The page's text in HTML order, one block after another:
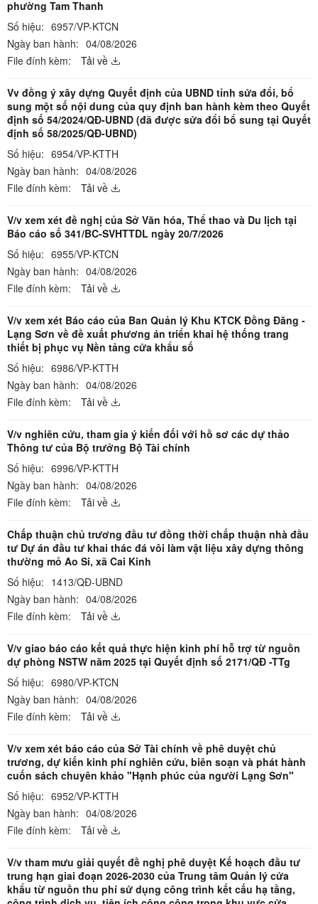
phường Tam Thanh
Số hiệu: 6957/VP-KTCN
Ngày ban hành: 04/08/2026
File đính kèm:
Tải về
Vv đồng ý xây dựng Quyết định của UBND tỉnh sửa đổi, bổ
sung một số nội dung của quy định ban hành kèm theo Quyết
định số 54/2024/QĐ-UBND (đã được sửa đổi bổ sung tại Quyết
định số 58/2025/QĐ-UBND)
Số hiệu: 6954/VP-KTTH
Ngày ban hành: 04/08/2026
File đính kèm:
Tải về
V/v xem xét đề nghị của Sở Văn hóa, Thể thao và Du lịch tại
Báo cáo số 341/BC-SVHTTDL ngày 20/7/2026
Số hiệu: 6955/VP-KTCN
Ngày ban hành: 04/08/2026
File đính kèm:
Tải về
V/v xem xét Báo cáo của Ban Quản lý Khu KTCK Đồng Đăng -
Lạng Sơn về đề xuất phương án triển khai hệ thống trang
thiết bị phục vụ Nền tảng cửa khẩu số
Số hiệu: 6986/VP-KTTH
Ngày ban hành: 04/08/2026
File đính kèm:
Tải về
V/v nghiên cứu, tham gia ý kiến đối với hồ sơ các dự thảo
Thông tư của Bộ trưởng Bộ Tài chính
Số hiệu: 6996/VP-KTTH
Ngày ban hành: 04/08/2026
File đính kèm:
Tải về
Chấp thuận chủ trương đầu tư đồng thời chấp thuận nhà đầu
tư Dự án đầu tư khai thác đá vôi làm vật liệu xây dựng thông
thường mỏ Ao Si, xã Cai Kinh
Số hiệu: 1413/QĐ-UBND
Ngày ban hành: 04/08/2026
File đính kèm:
Tải về
V/v giao báo cáo kết quả thực hiện kinh phí hỗ trợ từ nguồn
dự phòng NSTW năm 2025 tại Quyết định số 2171/QĐ -TTg
Số hiệu: 6980/VP-KTCN
Ngày ban hành: 04/08/2026
File đính kèm:
Tải về
V/v xem xét báo cáo của Sở Tài chính về phê duyệt chủ
trương, dự kiến kinh phí nghiên cứu, biên soạn và phát hành
cuốn sách chuyên khảo "Hạnh phúc của người Lạng Sơn"
Số hiệu: 6952/VP-KTTH
Ngày ban hành: 04/08/2026
File đính kèm:
Tải về
V/v tham mưu giải quyết đề nghị phê duyệt Kế hoạch đầu tư
trung hạn giai đoạn 2026-2030 của Trung tâm Quản lý cửa
khẩu từ nguồn thu phí sử dụng công trình kết cấu hạ tầng,